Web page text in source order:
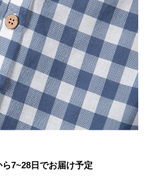
7~28日でお届け予定